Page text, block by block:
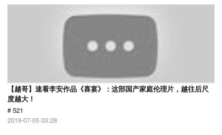
【越哥】速看李安作品《喜宴》：这部国产家庭伦理片，越往后尺
度越大！
# 521
2019-07-05 03:28